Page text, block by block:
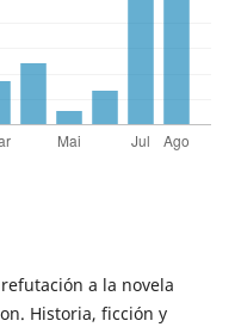
refutación a la novela
Historia, ficción y